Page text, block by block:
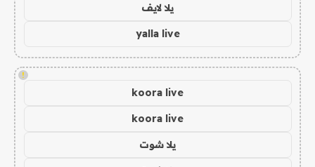
يلا لايف
yalla live
!
koora live
koora live
يلا شوت